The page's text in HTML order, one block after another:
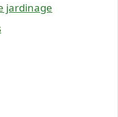
jardinage